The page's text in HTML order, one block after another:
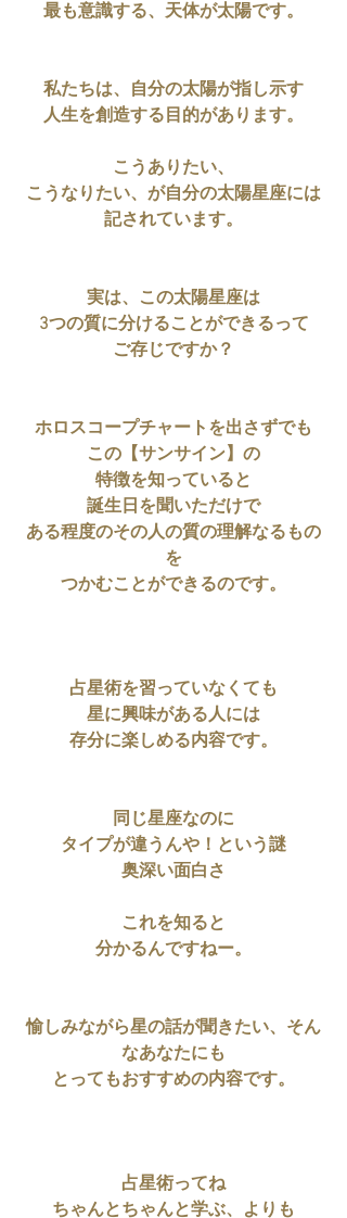
最も意識する、天体が太陽です。
私たちは、自分の太陽が指し示す
人生を創造する目的があります。
こうありたい、
こうなりたい、が自分の太陽星座には
記されています。
実は、この太陽星座は
3つの質に分けることができるって
ご存じですか？
ホロスコープチャートを出さずでも
この【サンサイン】の
特徴を知っていると
誕生日を聞いただけで
ある程度のその人の質の理解なるもの
を
つかむことができるのです。
占星術を習っていなくても
星に興味がある人には
存分に楽しめる内容です。
同じ星座なのに
タイプが違うんや！という謎
奥深い面白さ
これを知ると
分かるんですねー。
愉しみながら星の話が聞きたい、そん
なあなたにも
とってもおすすめの内容です。
占星術ってね
ちゃんとちゃんと学ぶ、よりも